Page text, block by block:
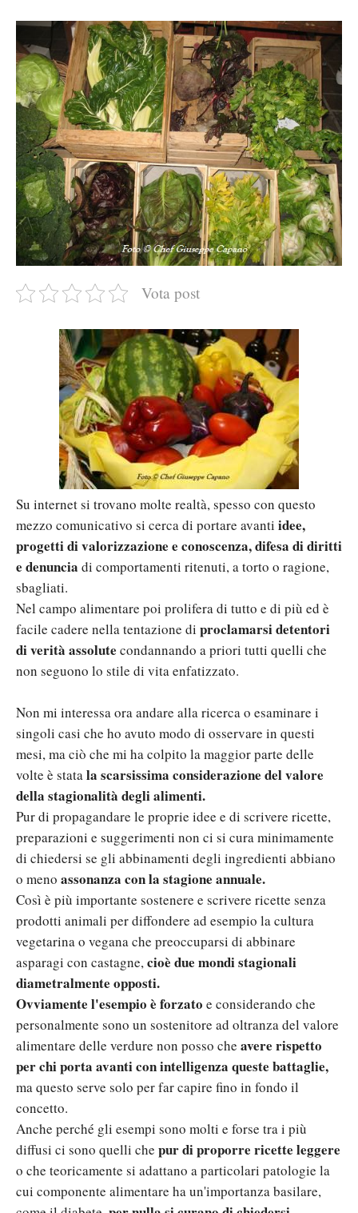
Vota post
Su internet si trovano molte realtà, spesso con questo
mezzo comunicativo si cerca di portare avanti idee,
progetti di valorizzazione e conoscenza, difesa di diritti
e denuncia di comportamenti ritenuti, a torto o ragione,
sbagliati.
Nel campo alimentare poi prolifera di tutto e di più ed è
facile cadere nella tentazione di proclamarsi detentori
di verità assolute condannando a priori tutti quelli che
non seguono lo stile di vita enfatizzato.
Non mi interessa ora andare alla ricerca o esaminare i
singoli casi che ho avuto modo di osservare in questi
mesi, ma ciò che mi ha colpito la maggior parte delle
volte è statala scarsissima considerazione del valore
della stagionalità degli alimenti.
Pur di propagandare le proprie idee e di scrivere ricette,
preparazioni e suggerimenti non ci si cura minimamente
di chiedersi se gli abbinamenti degli ingredienti abbiano
o meno assonanza con la stagione annuale.
Così è più importante sostenere e scrivere ricette senza
prodotti animali per diffondere ad esempio la cultura
vegetarina o vegana che preoccuparsi di abbinare
asparagi con castagne,cioè due mondi stagionali
diametralmente opposti.
Ovviamente l'esempio è forzato e considerando che
personalmente sono un sostenitore ad oltranza del valore
alimentare delle verdure non posso che avere rispetto
per chi porta avanti con intelligenza queste battaglie,
ma questo serve solo per far capire fino in fondo il
concetto.
Anche perché gli esempi sono molti e forse tra i più
diffusi ci sono quelli che pur di proporre ricette leggere
o che teoricamente si adattano a particolari patologie la
cui componente alimentare ha un'importanza basilare,